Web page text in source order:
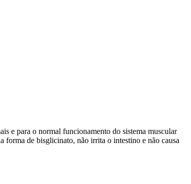
e para o normal funcionamento do sistema muscular
forma de bisglicinato, não irrita o intestino e não causa